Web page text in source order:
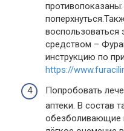
средством –
инструкцию по
https://
Попробовать
аптеки. В состав
обезболивающие